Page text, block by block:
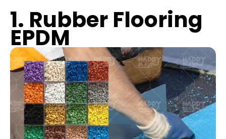
1. Rubber Flooring
EPDM